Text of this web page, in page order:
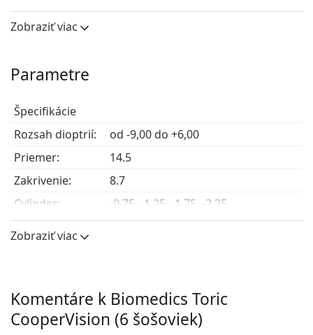
UV filter v kontaktných šošovkách zdokonaľuje
ochranu rohovky oka pred negatívnymi účinkami
škodlivým UV žiarením kombinácia kontaktných
Najčastejšie sa predáva s roztokom
Purpose 400 ml s puzdrom .
Ide o zdravotnícku pomôcku. Pred použitím si
prečítajte pokyny.
Zobraziť viac
Parametre
Špecifikácie
Rozsah dioptrií:
od -9,00 do +6,00
Priemer:
14.5
Zakrivenie:
8.7
Cylinder:
-0.75, -1.25, -1.75, -2.25
pružnosti:
Vlastnosti šošoviek
Zobraziť viac
Komentáre k Biomedics Toric
CooperVision (6 šošoviek)